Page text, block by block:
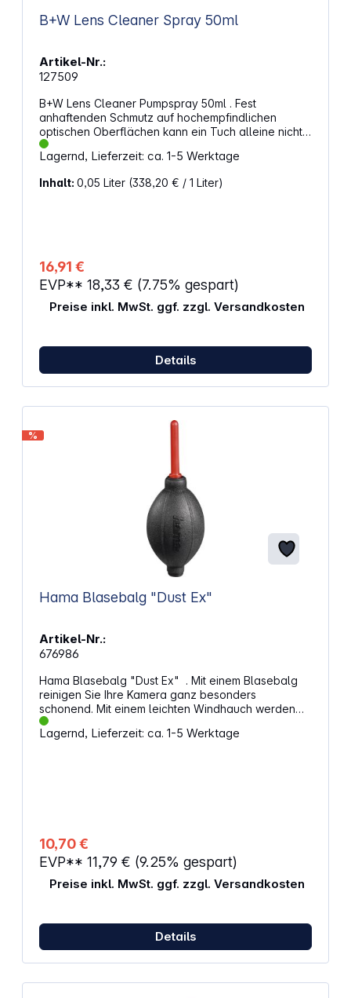
B+W Lens Cleaner Spray 50ml
Artikel-Nr.:
127509
B+W Lens Cleaner Pumpspray 50ml . Fest
anhaftenden Schmutz auf hochempfindlichen
optischen Oberflächen kann ein Tuch alleine nicht
entfernen. Dafür wurde der B+W Lens Cleaner
entwickelt, eine flüssige nichtalkoholische
Wirkstoffen, die keine störenden Rückstände auf
brennbar und umweltfreundlich. Unentbehrlich für
jeden Fotografen.
Lagernd, Lieferzeit: ca. 1-5 Werktage
Inhalt: 0,05 Liter (338,20 € / 1 Liter)
16,91 €
EVP** 18,33 € (7.75% gespart)
Preise inkl. MwSt. ggf. zzgl. Versandkosten
Details
%
Hama Blasebalg "Dust Ex"
Artikel-Nr.:
676986
Hama Blasebalg "Dust Ex" . Mit einem Blasebalg
reinigen Sie Ihre Kamera ganz besonders
schonend. Mit einem leichten Windhauch werden
Staub und Krümel völlig kratzfrei entfernt.
Eigenschaften: Blasebalg zur schonenden
Lagernd, Lieferzeit: ca. 1-5 Werktage
10,70 €
EVP** 11,79 € (9.25% gespart)
Preise inkl. MwSt. ggf. zzgl. Versandkosten
Details